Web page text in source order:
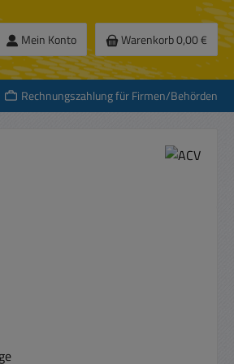
Mein Konto Warenkorb0,00 €
Rechnungszahlung für Firmen/Behörden